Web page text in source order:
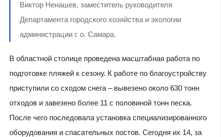
Виктор Ненашев, заместитель руководителя
Департамента городского хозяйства и экологии
администрации г. о. Самара.
В областной столице проведена масштабная работа по
подготовке пляжей к сезону. К работе по благоустройству
приступили со сходом снега – вывезено около 630 тонн
отходов и завезено более 11 с половиной тонн песка.
После чего последовала установка специализированного
оборудования и спасательных постов. Сегодня их 14, за